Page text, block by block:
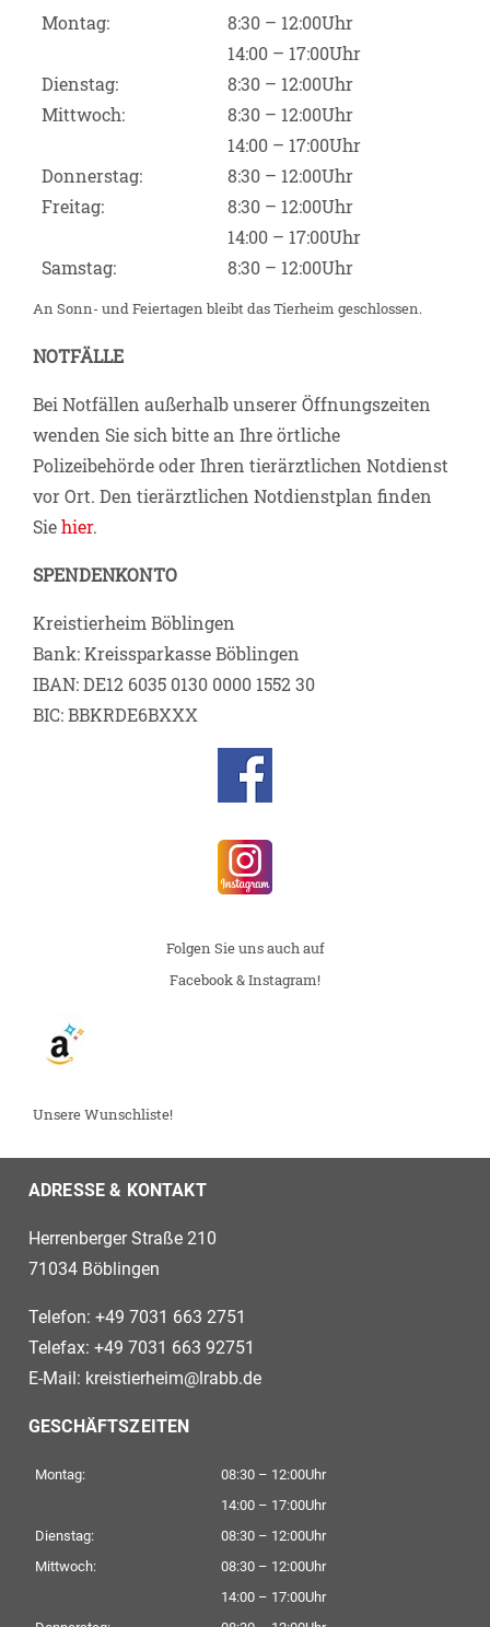
Montag:
8:30 – 12:00Uhr
14:00 – 17:00Uhr
Dienstag:
8:30 – 12:00Uhr
Mittwoch:
8:30 – 12:00Uhr
14:00 – 17:00Uhr
Donnerstag:
8:30 – 12:00Uhr
Freitag:
8:30 – 12:00Uhr
14:00 – 17:00Uhr
Samstag:
8:30 – 12:00Uhr
An Sonn- und Feiertagen bleibt das Tierheim geschlossen.
NOTFÄLLE
Bei Notfällen außerhalb unserer Öffnungszeiten
wenden Sie sich bitte an Ihre örtliche
Polizeibehörde oder Ihren tierärztlichen Notdienst
vor Ort. Den tierärztlichen Notdienstplan finden
Siehier.
SPENDENKONTO
Kreistierheim Böblingen
Bank: Kreissparkasse Böblingen
IBAN: DE12 6035 0130 0000 1552 30
BIC: BBKRDE6BXXX
Folgen Sie uns auch auf
Facebook & Instagram!
Unsere Wunschliste!
ADRESSE & KONTAKT
Herrenberger Straße 210
71034 Böblingen
Telefon: +49 7031 663 2751
Telefax: +49 7031 663 92751
E-Mail: kreistierheim@lrabb.de
GESCHÄFTSZEITEN
Montag:
08:30 – 12:00Uhr
14:00 – 17:00Uhr
Dienstag:
08:30 – 12:00Uhr
Mittwoch:
08:30 – 12:00Uhr
14:00 – 17:00Uhr